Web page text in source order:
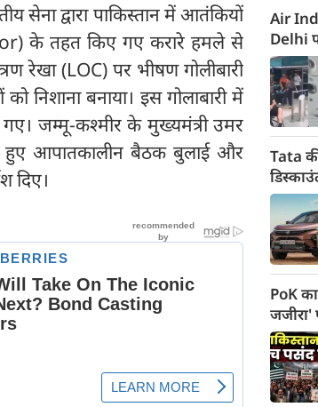
सेना द्वारा पाकिस्तान में आतंकियों
के तहत किए गए करारे हमले से
रेखा (LOC) पर भीषण गोलीबारी
निशाना बनाया। इस गोलाबारी में
जम्मू-कश्मीर के मुख्यमंत्री उमर
हुए आपातकालीन बैठक बुलाई और
दिए।
Air
Delhi
विमान,
Belt
Tata
फायदा
PoK
जजीरा'
हकीकत